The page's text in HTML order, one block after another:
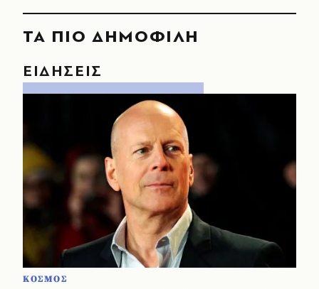
ΤΑ ΠΙΟ ΔΗΜΟΦΙΛΗ
ΕΙΔΗΣΕΙΣ
ΚΟΣΜΟΣ